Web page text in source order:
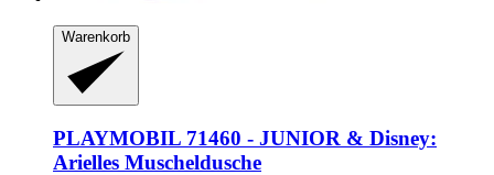
Warenkorb
PLAYMOBIL 71460 -​ JUNIOR & Disney:
Arielles Muscheldusche